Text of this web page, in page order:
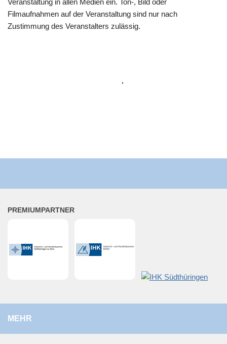
Ver­an­stal­tung in allen Medi­en ein. Ton‑, Bild oder
Film­auf­nah­men auf der Ver­an­stal­tung sind nur nach
Zustim­mung des Ver­an­stal­ters zulässig.
PRE­MI­UM­PART­NER
MEHR